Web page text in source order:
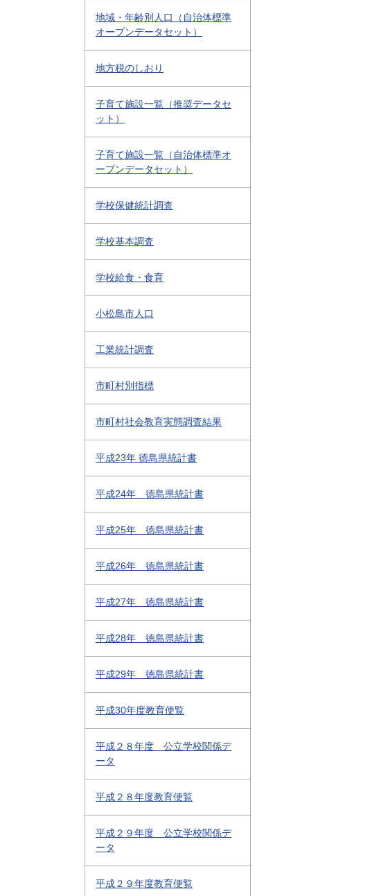
地域・年齢別人口（自治体標準
オープンデータセット）
地方税のしおり
子育て施設一覧（推奨データセ
ット）
子育て施設一覧（自治体標準オ
ープンデータセット）
学校保健統計調査
学校基本調査
学校給食・食育
小松島市人口
工業統計調査
市町村別指標
市町村社会教育実態調査結果
平成23年 徳島県統計書
平成24年 徳島県統計書
平成25年 徳島県統計書
平成26年 徳島県統計書
平成27年 徳島県統計書
平成28年 徳島県統計書
平成29年 徳島県統計書
平成30年度教育便覧
平成２８年度 公立学校関係デ
ータ
平成２８年度教育便覧
平成２９年度 公立学校関係デ
ータ
平成２９年度教育便覧